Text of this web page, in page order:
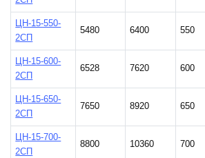
ЦН-15-550-
2СП
5480 6400 550
ЦН-15-600-
2СП
6528 7620 600
ЦН-15-650-
2СП
7650 8920 650
ЦН-15-700-
2СП
8800 10360 700